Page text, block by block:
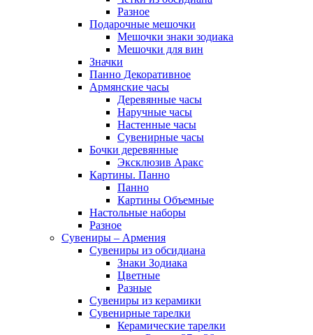
Разное
Подарочные мешочки
Мешочки знаки зодиака
Мешочки для вин
Значки
Панно Декоративное
Армянские часы
Деревянные часы
Наручные часы
Настенные часы
Сувенирные часы
Бочки деревянные
Эксклюзив Аракс
Картины. Панно
Панно
Картины Объемные
Настольные наборы
Разное
Сувениры – Армения
Сувениры из обсидиана
Знаки Зодиака
Цветные
Разные
Сувениры из керамики
Сувенирные тарелки
Керамические тарелки